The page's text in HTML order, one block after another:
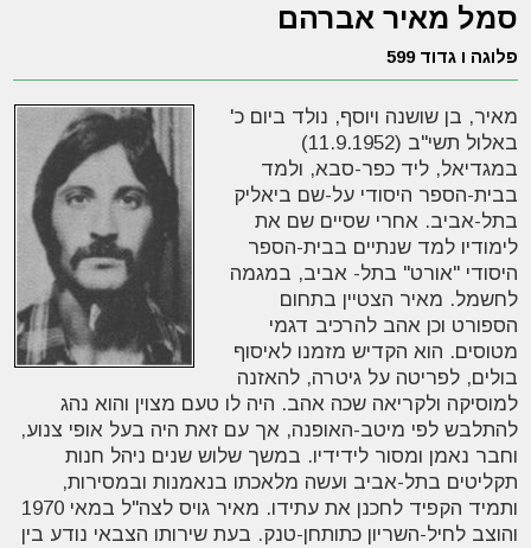
סמל מאיר אברהם
פלוגה ו גדוד 599
מאיר, בן שושנה ויוסף, נולד ביום כ'
באלול תשי"ב (11.9.1952)
במגדיאל, ליד כפר-סבא, ולמד
בבית-הספר היסודי על-שם ביאליק
בתל-אביב. אחרי שסיים שם את
לימודיו למד שנתיים בבית-הספר
היסודי "אורט" בתל- אביב, במגמה
לחשמל. מאיר הצטיין בתחום
הספורט וכן אהב להרכיב דגמי
מטוסים. הוא הקדיש מזמנו לאיסוף
בולים, לפריטה על גיטרה, להאזנה
למוסיקה ולקריאה שכה אהב. היה לו טעם מצוין והוא נהג
להתלבש לפי מיטב-האופנה, אך עם זאת היה בעל אופי צנוע,
וחבר נאמן ומסור לידידיו. במשך שלוש שנים ניהל חנות
תקליטים בתל-אביב ועשה מלאכתו בנאמנות ובמסירות,
ותמיד הקפיד לחכנן את עתידו. מאיר גויס לצה"ל במאי 1970
והוצב לחיל-השריון כתותחן-טנק. בעת שירותו הצבאי נודע בין